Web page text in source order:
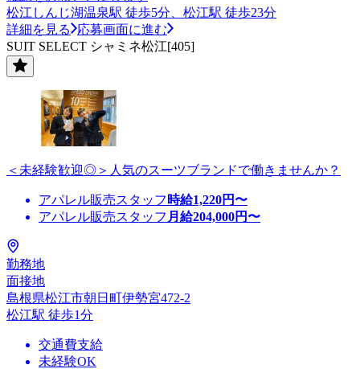
松江しんじ湖温泉駅 徒歩5分、松江駅 徒歩23分
詳細を見る
応募画面に進む
SUIT SELECT シャミネ松江[405]
＜未経験歓迎◎＞人気のスーツブランドで働きませんか？
アパレル販売スタッフ 時給1,220円〜
アパレル販売スタッフ 月給204,000円〜
勤務地
面接地
島根県松江市朝日町伊勢宮472-2
松江駅 徒歩1分
交通費支給
未経験OK